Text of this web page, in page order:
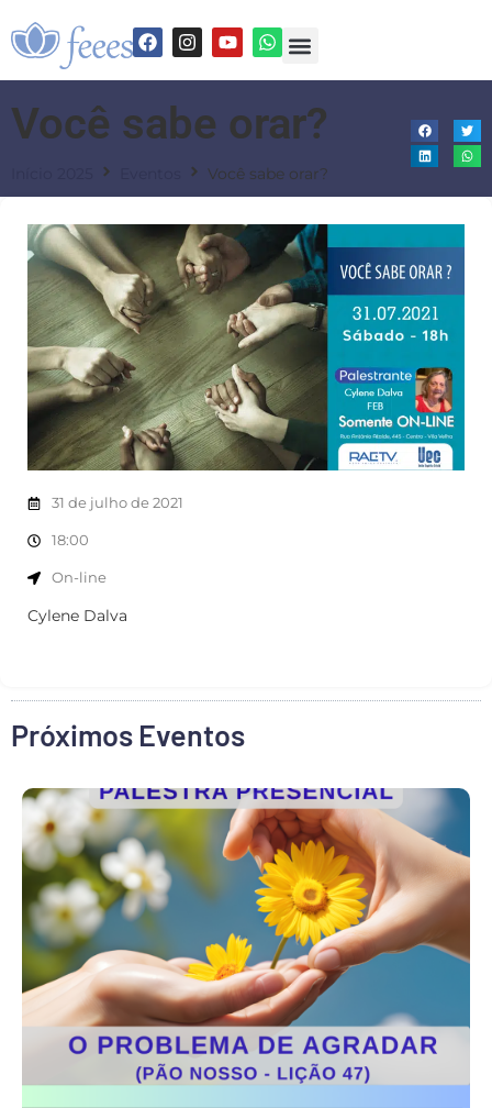
Você sabe orar?
Você sabe orar?
31 de julho de 2021
18:00
On-line
Cylene Dalva
Próximos Eventos